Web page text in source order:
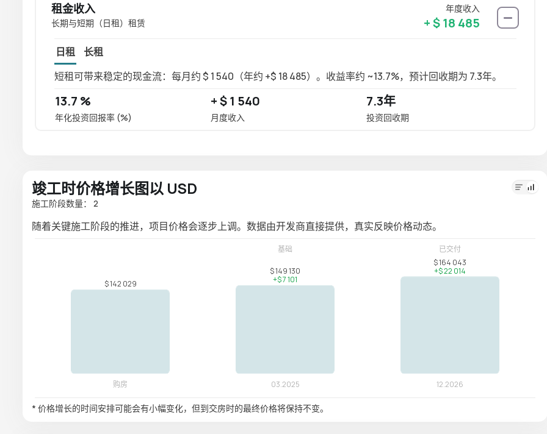
租金收入
年度收入
长期与短期（日租）租赁
+ $ 18 485
日租
长租
短租可带来稳定的现金流：每月约 $ 1 540（年约 +$ 18 485）。收益率约 ~13.7%，预计回收期为 7.3年。
13.7 %
年化投资回报率 (%)
+ $ 1 540
月度收入
7.3年
投资回收期
竣工时价格增长图以 USD
施工阶段数量： 2
随着关键施工阶段的推进，项目价格会逐步上调。数据由开发商直接提供，真实反映价格动态。
* 价格增长的时间安排可能会有小幅变化，但到交房时的最终价格将保持不变。